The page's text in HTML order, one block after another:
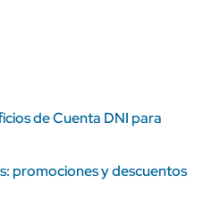
de Cuenta DNI para
promociones y descuentos